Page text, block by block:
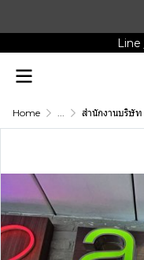
Line
Home ... สำนักงานบริษัท